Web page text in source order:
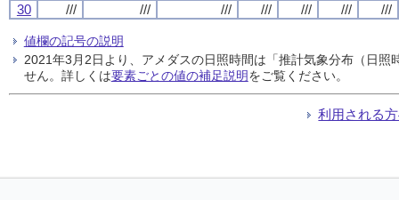
30
/// /// /// /// /// /// ///
値欄の記号の説明
2021年3月2日より、アメダスの日照時間は「推計気象分布（日
せん。詳しくは要素ごとの値の補足説明をご覧ください。
利用される